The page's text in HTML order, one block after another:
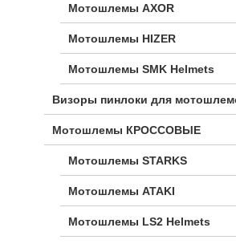
Мотошлемы AXOR
Мотошлемы HIZER
Мотошлемы SMK Helmets
Визоры пинлоки для
Мотошлемы КРОССОВЫЕ
Мотошлемы STARKS
Мотошлемы ATAKI
Мотошлемы LS2 Helmets